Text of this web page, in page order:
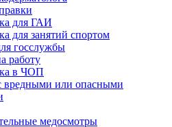
для ГАИ
для занятий спортом
госслужбы
работу
в ЧОП
вредными или опасными
медосмотры